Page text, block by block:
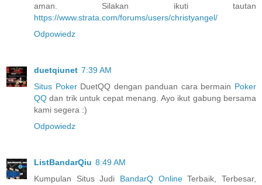
aman. Silakan ikuti tautan
https://www.strata.com/forums/users/christyangel/
Odpowiedz
duetqiunet 7:39 AM
Situs Poker DuetQQ dengan panduan cara bermain Poker
QQdan trik untuk cepat menang. Ayo ikut gabung bersama
kami segera :)
Odpowiedz
ListBandarQiu 8:49 AM
Kumpulan Situs Judi BandarQ OnlineTerbaik, Terbesar,